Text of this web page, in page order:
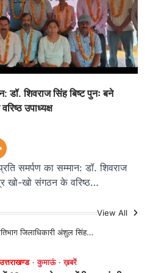
डॉ. शिवराज सिंह बिष्ट पुनः बने
उपाध्यक्ष
समर्पण का सम्मान: डॉ. शिवराज
खो-खो संगठन के वरिष्ठ…
View All
कुमाऊं ख़बरें
में सेवा पखवाड़ा शिविर: 954 लोगों ने
191 में से 182 शिकायतों का मौके
August 5, 2026
आयोजित सेवा पखवाड़ा शिविर में 954 लोगों
10 अगस्त से शुरू होंगी मुख्यमंत्री
योजना की खेल
तैयारियां पूरी
विकासखंड ताड़ीखेत एवं नगरपालिका